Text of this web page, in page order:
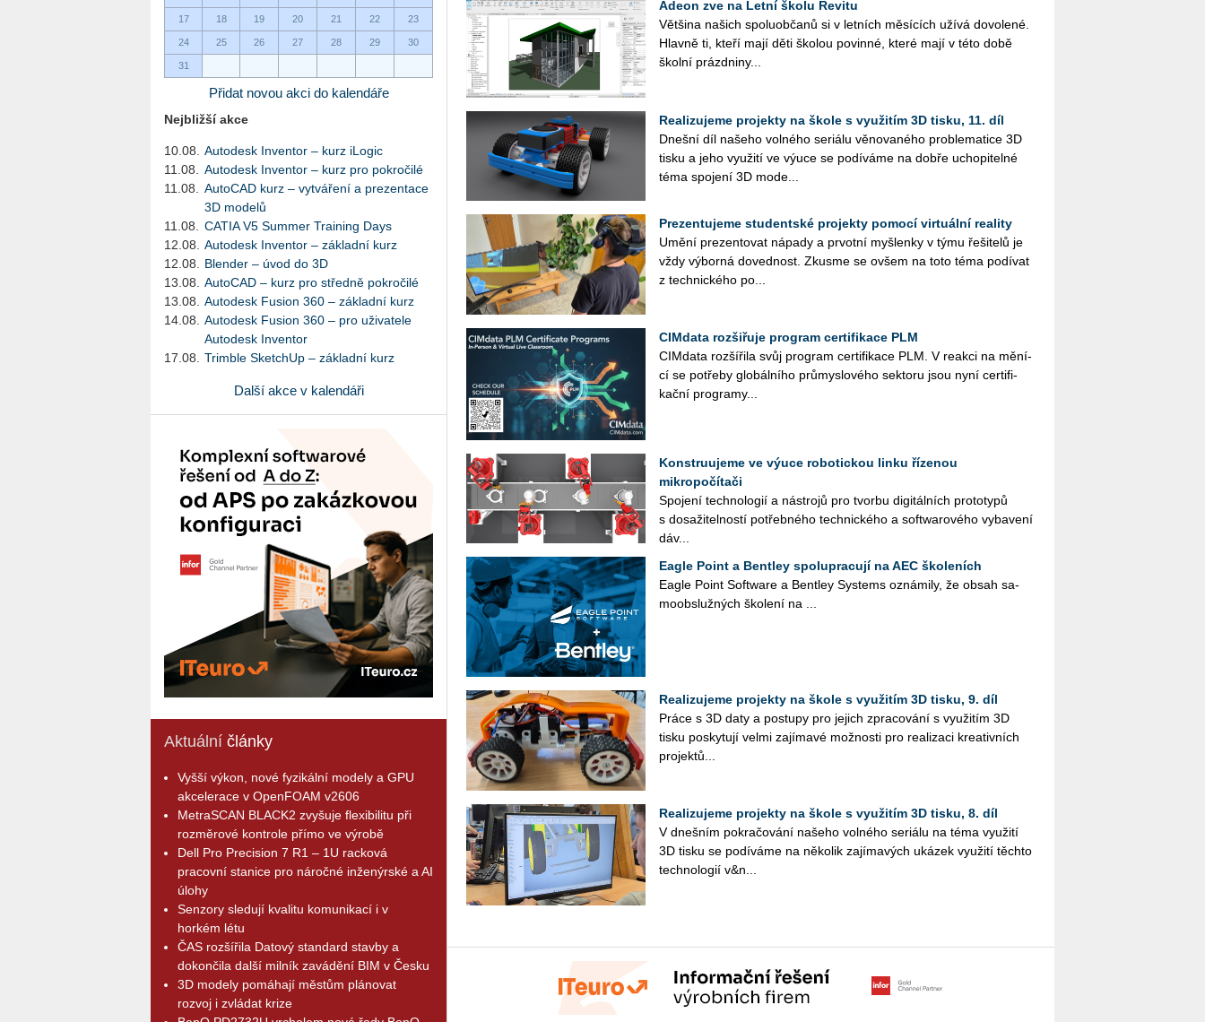
17 18 19 20 21 22 23
24 25 26 27 28 29 30
31
Přidat novou akci do kalendáře
Nejbližší akce
10.08.
Autodesk Inventor – kurz iLogic
11.08.
Autodesk Inventor – kurz pro pokročilé
11.08.
AutoCAD kurz – vytváření a prezentace
3D modelů
11.08.
CATIA V5 Summer Training Days
12.08.
Autodesk Inventor – základní kurz
12.08.
Blender – úvod do 3D
13.08.
AutoCAD – kurz pro středně pokročilé
13.08.
Autodesk Fusion 360 – základní kurz
14.08.
Autodesk Fusion 360 – pro uživatele
Autodesk Inventor
17.08.
Trimble SketchUp – základní kurz
Další akce v kalendáři
Aktuální články
Vyšší výkon, nové fyzikální modely a GPU
akcelerace v OpenFOAM v2606
MetraSCAN BLACK2 zvyšuje flexibilitu při
rozměrové kontrole přímo ve výrobě
Dell Pro Precision 7 R1 – 1U racková
pracovní stanice pro náročné inženýrské a AI
úlohy
Senzory sledují kvalitu komunikací i v
horkém létu
ČAS rozšířila Datový standard stavby a
dokončila další milník zavádění BIM v Česku
3D modely pomáhají městům plánovat
rozvoj i zvládat krize
Adeon zve na Letní školu Revitu
Vět­ši­na na­šich spo­lu­ob­ča­nů si v let­ních mě­sí­cích užívá do­vo­le­né.
Hlav­ně ti, kteří mají děti ško­lou po­vin­né, které mají v této době
škol­ní prázd­ni­ny...
Realizujeme projekty na škole s využitím 3D tisku, 11. díl
Dneš­ní díl na­še­ho vol­né­ho se­ri­á­lu vě­no­va­né­ho pro­ble­ma­ti­ce 3D
tisku a jeho vy­u­ži­tí ve výuce se po­dí­vá­me na dobře ucho­pi­tel­né
téma spo­je­ní 3D mo­de...
Prezentujeme studentské projekty pomocí virtuální reality
Umění pre­zen­to­vat ná­pa­dy a pr­vot­ní myš­len­ky v týmu ře­ši­te­lů je
vždy vý­bor­ná do­ved­nost. Zkus­me se ovšem na toto téma po­dí­vat
z tech­nic­ké­ho po...
CIMdata rozšiřuje program certifikace PLM
CIM­da­ta roz­ší­ři­la svůj pro­gram cer­ti­fi­ka­ce PLM. V re­ak­ci na mě­ní­
cí se po­tře­by glo­bál­ní­ho prů­mys­lo­vé­ho sek­to­ru jsou nyní cer­ti­fi­
kač­ní pro­gra­my...
Konstruujeme ve výuce robotickou linku řízenou
mikropočítači
Spo­je­ní tech­no­lo­gií a ná­stro­jů pro tvor­bu di­gi­tál­ních pro­to­ty­pů
s do­sa­ži­tel­nos­tí po­třeb­né­ho tech­nic­ké­ho a soft­wa­ro­vého vy­ba­ve­ní
dáv...
Eagle Point a Bentley spolupracují na AEC školeních
Eagle Point Soft­ware a Bent­ley Sys­tems ozná­mi­ly, že obsah sa­
mo­ob­služ­ných ško­le­ní na ...
Realizujeme projekty na škole s využitím 3D tisku, 9. díl
Práce s 3D daty a po­stu­py pro je­jich zpra­co­vá­ní s vy­u­ži­tím 3D
tisku po­sky­tu­jí velmi za­jí­ma­vé mož­nos­ti pro re­a­li­za­ci kre­a­tiv­ních
pro­jek­tů...
Realizujeme projekty na škole s využitím 3D tisku, 8. díl
V dneš­ním po­kra­čo­vá­ní na­še­ho vol­né­ho se­ri­á­lu na téma vy­u­ži­tí
3D tisku se po­dí­vá­me na ně­ko­lik za­jí­ma­vých uká­zek vy­u­ži­tí těch­to
tech­no­lo­gií v&n...